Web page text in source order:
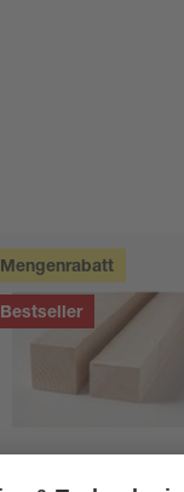
Mengenrabatt
Bestseller